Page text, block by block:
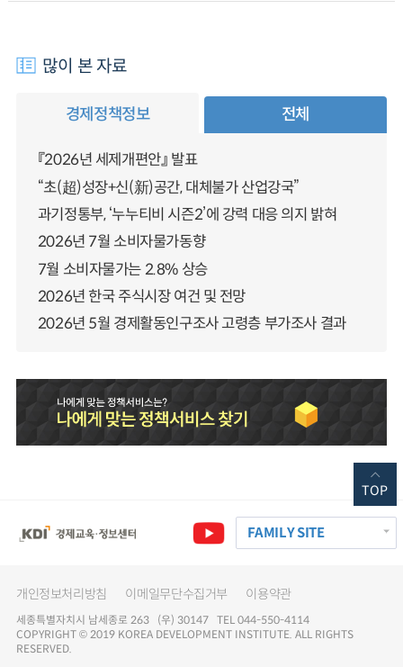
많이 본 자료
경제정책정보 전체
『2026년 세제개편안』 발표
“초(超)성장+신(新)공간, 대체불가 산업강국”
과기정통부, ‘누누티비 시즌2’에 강력 대응 의지 밝혀
2026년 7월 소비자물가동향
7월 소비자물가는 2.8% 상승
2026년 한국 주식시장 여건 및 전망
2026년 5월 경제활동인구조사 고령층 부가조사 결과
FAMILY SITE
개인정보처리방침 이메일무단수집거부 이용약관
세종특별자치시 남세종로 263 (우) 30147 TEL 044-550-4114
COPYRIGHT © 2019 KOREA DEVELOPMENT INSTITUTE. ALL RIGHTS
RESERVED.
TOP